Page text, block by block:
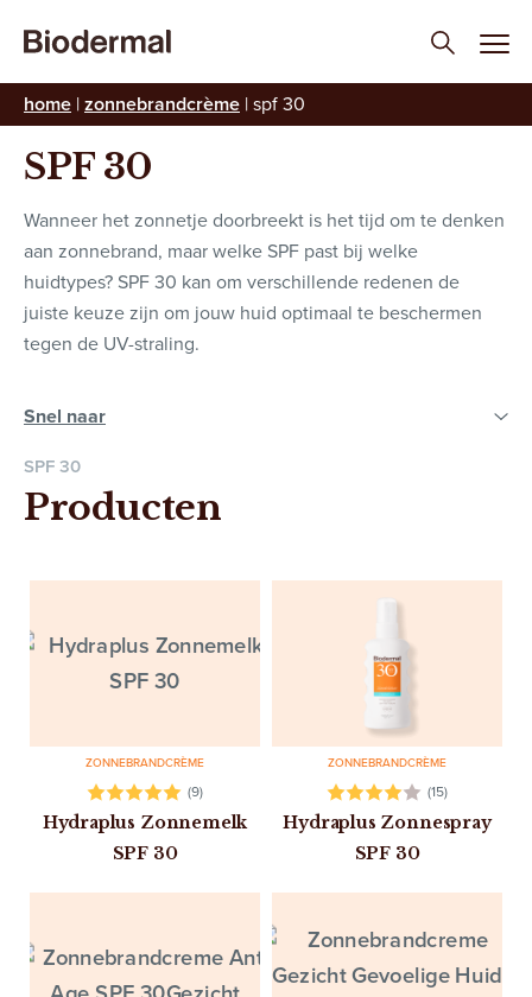
home |zonnebrand­crème |spf 30
ZON
SPF 30
Wanneer het zonnetje doorbreekt is het tijd om te denken
aan zonnebrand, maar welke SPF past bij welke
huidtypes? SPF 30 kan om verschillende redenen de
juiste keuze zijn om jouw huid optimaal te beschermen
tegen de UV-straling.
SPF 30
Producten
ZONNEBRANDCRÈME
(9)
Hydraplus Zonnemelk
SPF 30
ZONNEBRANDCRÈME
(15)
Hydraplus Zonnespray
SPF 30